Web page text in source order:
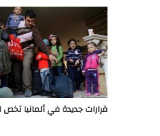
قرارات جديدة في ألمانيا تخص